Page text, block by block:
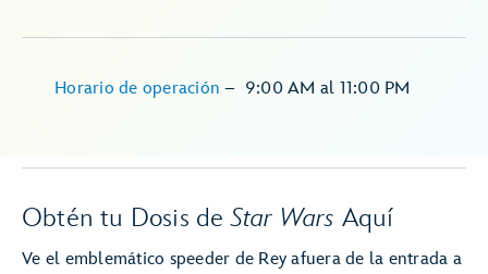
Horario de operación– 9:00 AM al 11:00 PM
Obtén tu Dosis deStar Wars Aquí
Ve el emblemático speeder de Rey afuera de la entrada a